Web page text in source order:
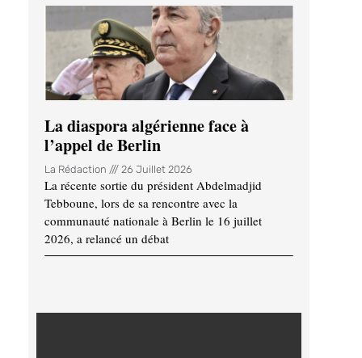
La diaspora algérienne face à
l’appel de Berlin
La Rédaction 26 Juillet 2026
La récente sortie du président Abdelmadjid
Tebboune, lors de sa rencontre avec la
communauté nationale à Berlin le 16 juillet
2026, a relancé un débat